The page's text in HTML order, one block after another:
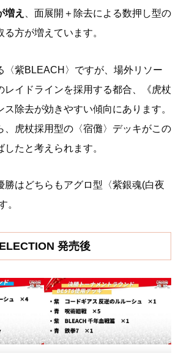
増え
、面展開＋除去による数押し型の
方が増えています。
〈紫BLEACH〉ですが、場外リソー
レイドラインを採用する都合、《虎杖
除去が効きやすい傾向にあります。
、虎杖採用型の〈宿儺〉デッキがこの
たと考えられます。
勝はどちらもアグロ型〈紫銀魂(白夜
。
発売後